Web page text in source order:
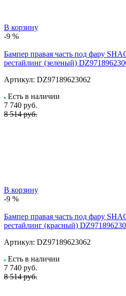
В корзину
-9 %
Бампер правая часть под фару
рестайлинг (зеленый)
Артикул: DZ97189623062
Есть в наличии
7 740 руб.
8 514 руб.
В корзину
-9 %
Бампер правая часть под фару
рестайлинг (красный)
Артикул: DZ97189623062
Есть в наличии
7 740 руб.
8 514 руб.